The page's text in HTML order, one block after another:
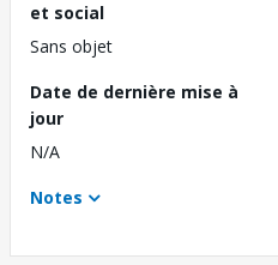
et social
Sans objet
Date de dernière mise à
jour
N/A
Notes